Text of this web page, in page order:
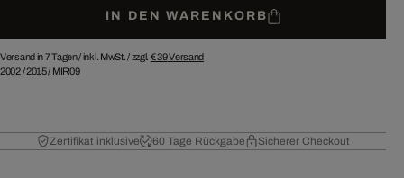
IN DEN WARENKORB
Versand in 7 Tagen /inkl. MwSt. / zzgl. € 39Versand
2002/2015/ MIR09
Zertifikat inklusive 60 Tage Rückgabe Sicherer Checkout